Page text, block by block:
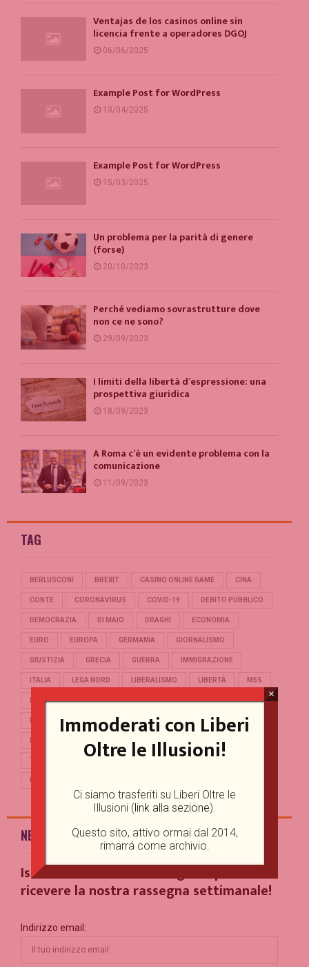
Ventajas de los casinos online sin
licencia frente a operadores DGOJ
06/06/2025
Example Post for WordPress
13/04/2025
Example Post for WordPress
15/03/2025
Un problema per la parità di genere
(forse)
20/10/2023
Perché vediamo sovrastrutture dove
non ce ne sono?
29/09/2023
I limiti della libertà d’espressione: una
prospettiva giuridica
18/09/2023
A Roma c’è un evidente problema con la
comunicazione
11/09/2023
TAG
BERLUSCONI BREXIT CASINO ONLINE GAME CINA
CONTE CORONAVIRUS COVID-19 DEBITO PUBBLICO
DEMOCRAZIA DI MAIO DRAGHI ECONOMIA
EURO EUROPA GERMANIA GIORNALISMO
GIUSTIZIA GRECIA GUERRA IMMIGRAZIONE
ITALIA LEGA NORD LIBERALISMO LIBERTÀ M5S
MERKEL OCCIDENTE PD POLITICA POPULISMO
REFERENDUM RENZI REPUBBLICA
SALVINI SCUOLA STORIA TERRORISMO
TRUMP
UNIONE EUROPEA
NEWSLETTER
Iscriviti alla nostra Mailing List per
ricevere la nostra rassegna settimanale!
Indirizzo email:
Immoderati con Liberi
Oltre le Illusioni!
Ci siamo trasferiti su Liberi Oltre le
Illusioni (link alla sezione).
Questo sito, attivo ormai dal 2014,
rimarrá come archivio.
×